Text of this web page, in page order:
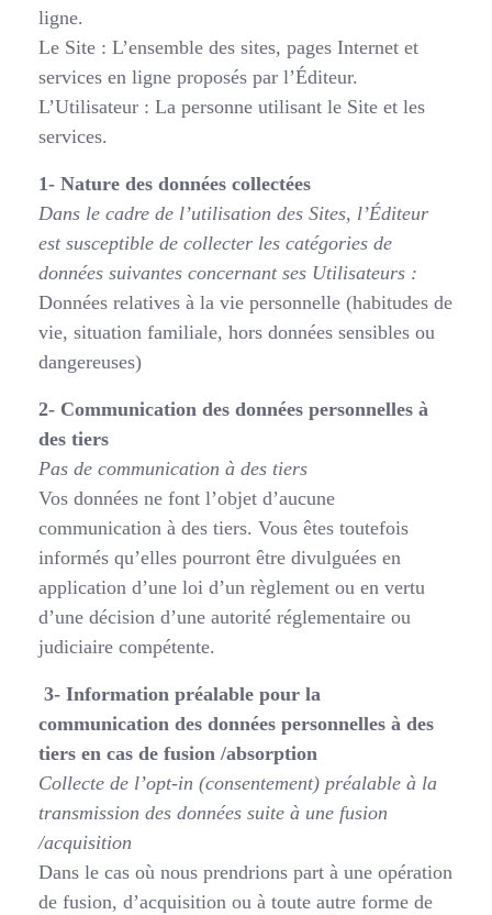
ligne.
Le Site : L’ensemble des sites, pages Internet et
services en ligne proposés par l’Éditeur.
L’Utilisateur : La personne utilisant le Site et les
services.
1- Nature des données collectées
Dans le cadre de l’utilisation des Sites, l’Éditeur
est susceptible de collecter les catégories de
données suivantes concernant ses Utilisateurs :
Données relatives à la vie personnelle (habitudes de
vie, situation familiale, hors données sensibles ou
dangereuses)
2- Communication des données personnelles à
des tiers
Pas de communication à des tiers
Vos données ne font l’objet d’aucune
communication à des tiers. Vous êtes toutefois
informés qu’elles pourront être divulguées en
application d’une loi d’un règlement ou en vertu
d’une décision d’une autorité réglementaire ou
judiciaire compétente.
3- Information préalable pour la
communication des données personnelles à des
tiers en cas de fusion /absorption
Collecte de l’opt-in (consentement) préalable à la
transmission des données suite à une fusion
/acquisition
Dans le cas où nous prendrions part à une opération
de fusion, d’acquisition ou à toute autre forme de